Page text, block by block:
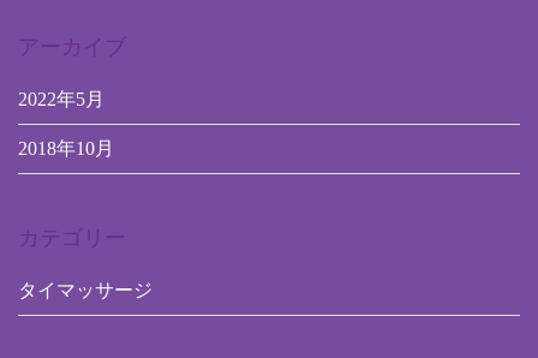
アーカイブ
2022年5月
2018年10月
カテゴリー
タイマッサージ